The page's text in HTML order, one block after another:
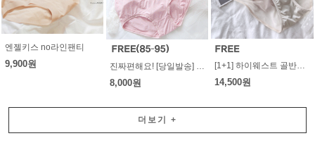
엔젤키스 no라인팬티
9,900원
8,000원
[1+1] 하이웨스트 골반스트랩 망사팬티
14,500원
더보기 +